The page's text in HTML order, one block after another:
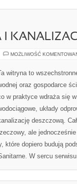
I
MOŻLIWOŚĆ
witryna to
oraz gospodarce
w praktyce wdraża się
układy
deszczową.
ale
które dopiero budują
W sercu